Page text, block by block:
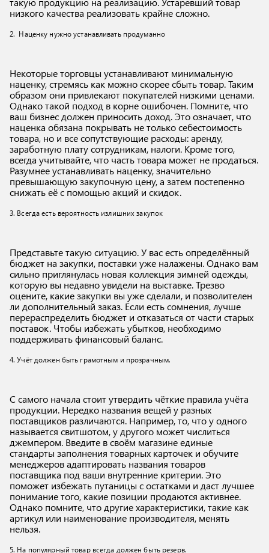
низкого качества реализовать крайне сложно.
2. Наценку нужно устанавливать продуманно
Некоторые торговцы устанавливают минимальную
наценку, стремясь как можно скорее сбыть товар. Таким
образом они привлекают покупателей низкими ценами.
Однако такой подход в корне ошибочен. Помните, что
ваш бизнес должен приносить доход. Это означает, что
наценка обязана покрывать не только себестоимость
товара, но и все сопутствующие расходы: аренду,
заработную плату сотрудникам, налоги. Кроме того,
всегда учитывайте, что часть товара может не продаться.
Разумнее устанавливать наценку, значительно
превышающую закупочную цену, а затем постепенно
снижать её с помощью акций и скидок.
3. Всегда есть вероятность излишних закупок
Представьте такую ситуацию. У вас есть определённый
бюджет на закупки, поставки уже налажены. Однако вам
сильно приглянулась новая коллекция зимней одежды,
которую вы недавно увидели на выставке. Трезво
оцените, какие закупки вы уже сделали, и позволителен
ли дополнительный заказ. Если есть сомнения, лучше
перераспределить бюджет и отказаться от части старых
поставок. Чтобы избежать убытков, необходимо
поддерживать финансовый баланс.
4. Учёт должен быть грамотным и прозрачным.
С самого начала стоит утвердить чёткие правила учёта
продукции. Нередко названия вещей у разных
поставщиков различаются. Например, то, что у одного
называется свитшотом, у другого может числиться
джемпером. Введите в своём магазине единые
стандарты заполнения товарных карточек и обучите
менеджеров адаптировать названия товаров
поставщика под ваши внутренние критерии. Это
поможет избежать путаницы с остатками и даст лучшее
понимание того, какие позиции продаются активнее.
Однако помните, что другие характеристики, такие как
артикул или наименование производителя, менять
нельзя.
5. На популярный товар всегда должен быть резерв.